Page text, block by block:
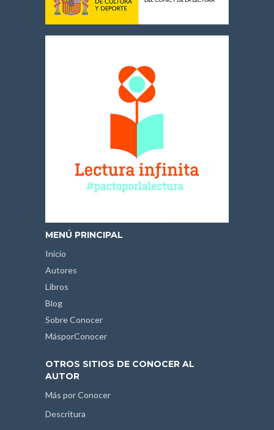
MENÚ PRINCIPAL
Inicio
Autores
Libros
Blog
Sobre Conocer
MásporConocer
OTROS SITIOS DE CONOCER AL
AUTOR
Más por Conocer
Descritura